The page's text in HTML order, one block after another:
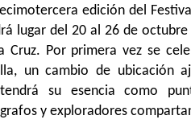
edición del
lugar del 20 al 26 de
Cruz. Por primera vez se
un cambio de ubicación
su esencia como
y exploradores